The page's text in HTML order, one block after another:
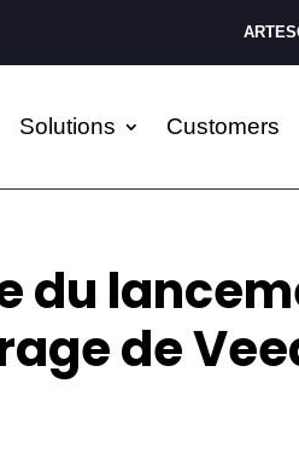
Solutions Customers
de